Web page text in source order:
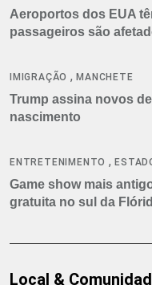
Aeroportos dos EUA
passageiros são
IMIGRAÇÃO ,MANCHETE
Trump assina novos
nascimento
ENTRETENIMENTO ,
Game show mais
gratuita no sul da
Local &